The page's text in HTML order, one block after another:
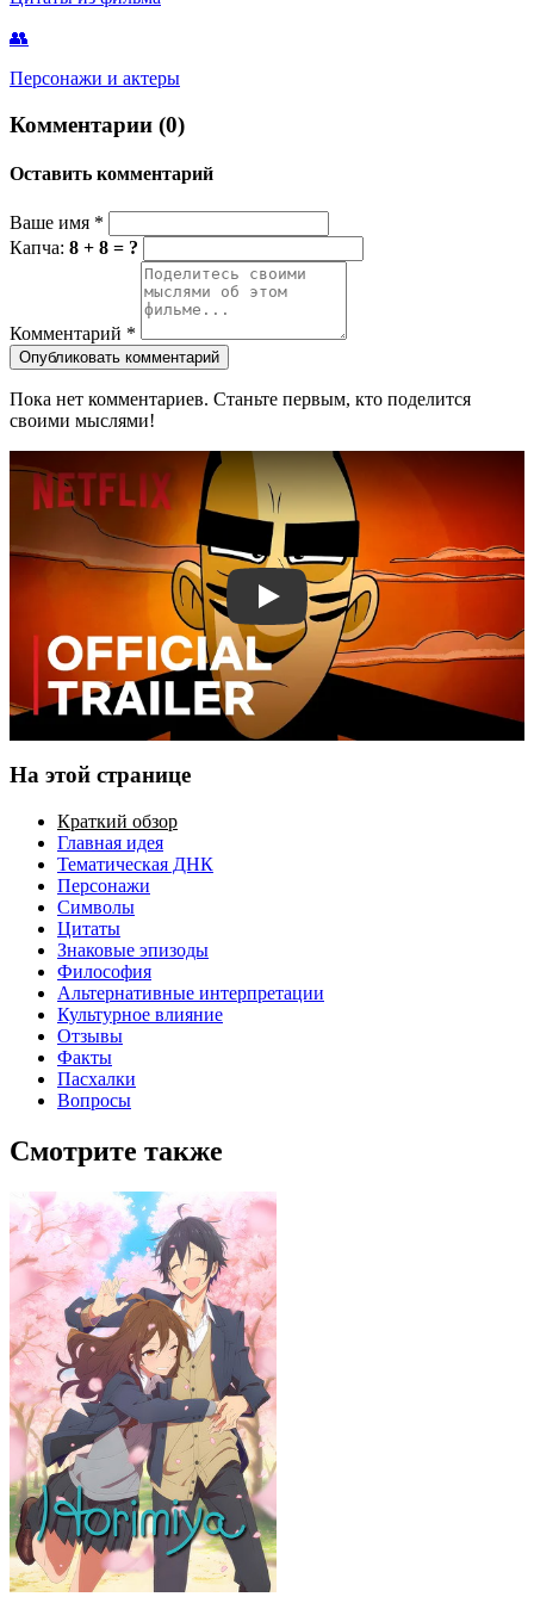
👥
Персонажи и актеры
Комментарии (0)
Оставить комментарий
Ваше имя *
Капча: 8 + 8 = ?
Комментарий *
Опубликовать комментарий
Пока нет комментариев. Станьте первым, кто поделится
своими мыслями!
Смотреть трейлер
На этой странице
Краткий обзор
Главная идея
Тематическая ДНК
Персонажи
Символы
Цитаты
Знаковые эпизоды
Философия
Альтернативные интерпретации
Культурное влияние
Отзывы
Факты
Пасхалки
Вопросы
Смотрите также